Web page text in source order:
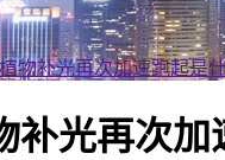
物补光再次加速跑起是
光再次加